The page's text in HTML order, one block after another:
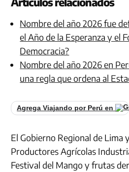
Nombre del año 2026 fue
el Año de la Esperanza y el
Democracia?
Nombre del año 2026 en
una regla que ordena al
Agrega Viajando por Perú en
El Gobierno Regional de Lima
Productores Agrícolas
Festival del Mango y frutas